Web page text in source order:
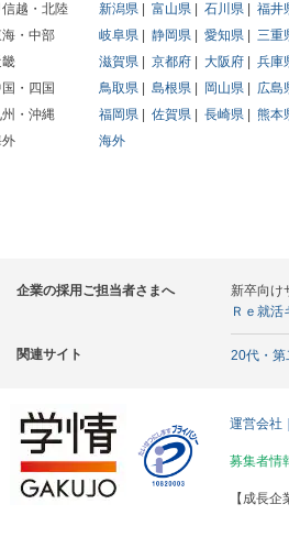
越・北陸
新潟県 富山県 石川県 福井
・中部
岐阜県 静岡県 愛知県
三重
滋賀県 京都府 大阪府 兵庫
・四国
鳥取県 島根県 岡山県 広島
州・沖縄
福岡県 佐賀県 長崎県 熊本
海外
企業の採用ご担当者さまへ
新卒向け
Ｒｅ就活
関連サイト 20代・第
運営会社
募集者情
【成長